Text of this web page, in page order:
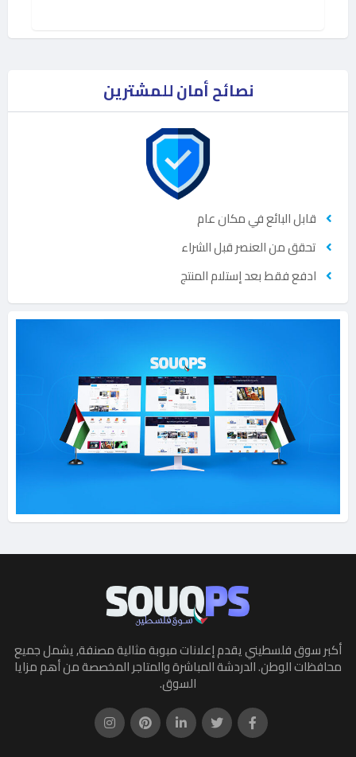
نصائح أمان للمشترين
قابل البائع في مكان عام
تحقق من العنصر قبل الشراء
ادفع فقط بعد إستلام المنتج
أكبر سوق فلسطيني يقدم إعلانات مبوبة مثالية مصنفة, يشمل جميع
محافظات الوطن. الدردشة المباشرة والمتاجر المخصصة من أهم مزايا
السوق.